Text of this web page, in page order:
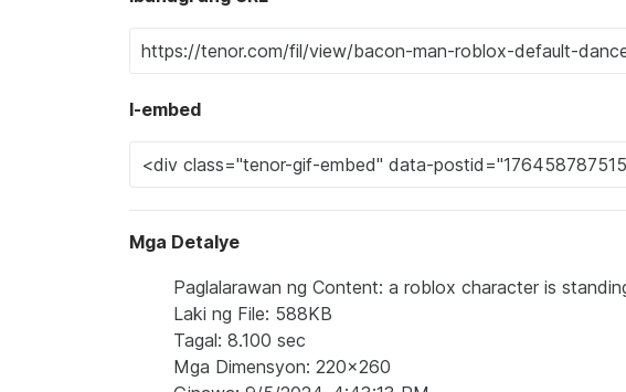
I-embed
Mga Detalye
Paglalarawan ng Content: a roblox character is
Laki ng File: 588KB
Tagal: 8.100 sec
Mga Dimensyon: 220x260